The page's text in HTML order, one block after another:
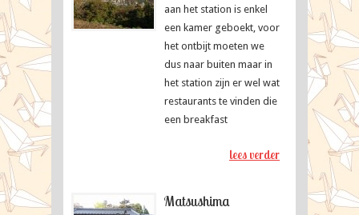
aan het station is enkel
een kamer geboekt, voor
het ontbijt moeten we
dus naar buiten maar in
het station zijn er wel wat
restaurants te vinden die
een breakfast
lees verder
Matsushima